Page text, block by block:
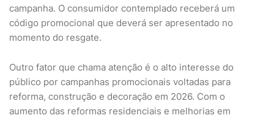
campanha. O consumidor contemplado receberá um
código promocional que deverá ser apresentado no
momento do resgate.
Outro fator que chama atenção é o alto interesse do
público por campanhas promocionais voltadas para
reforma, construção e decoração em 2026. Com o
aumento das reformas residenciais e melhorias em